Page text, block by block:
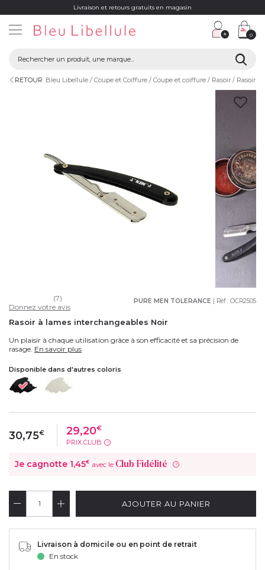
Livraison et retours gratuits en magasin
0
RETOUR Bleu Libellule Coupe et Coiffure Coupe et coiffure Rasoir Rasoir
PURE MEN TOLERANCE | Réf : OCR2505
(7)
Donnez votre avis
Rasoir à lames interchangeables Noir
Un plaisir à chaque utilisation grâce à son efficacité et sa précision de
rasage. En savoir plus
Disponible dans d'autres coloris
30,75€ 29,20€
PRIX CLUB ?
Je cagnotte 1,45€ avec le Club Fidélité ?
AJOUTER AU PANIER
Livraison à domicile ou en point de retrait
En stock